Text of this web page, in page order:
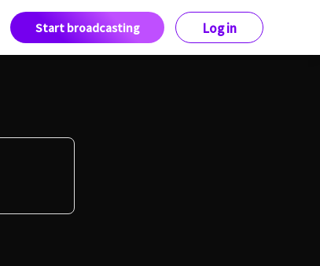
Start broadcasting Log in